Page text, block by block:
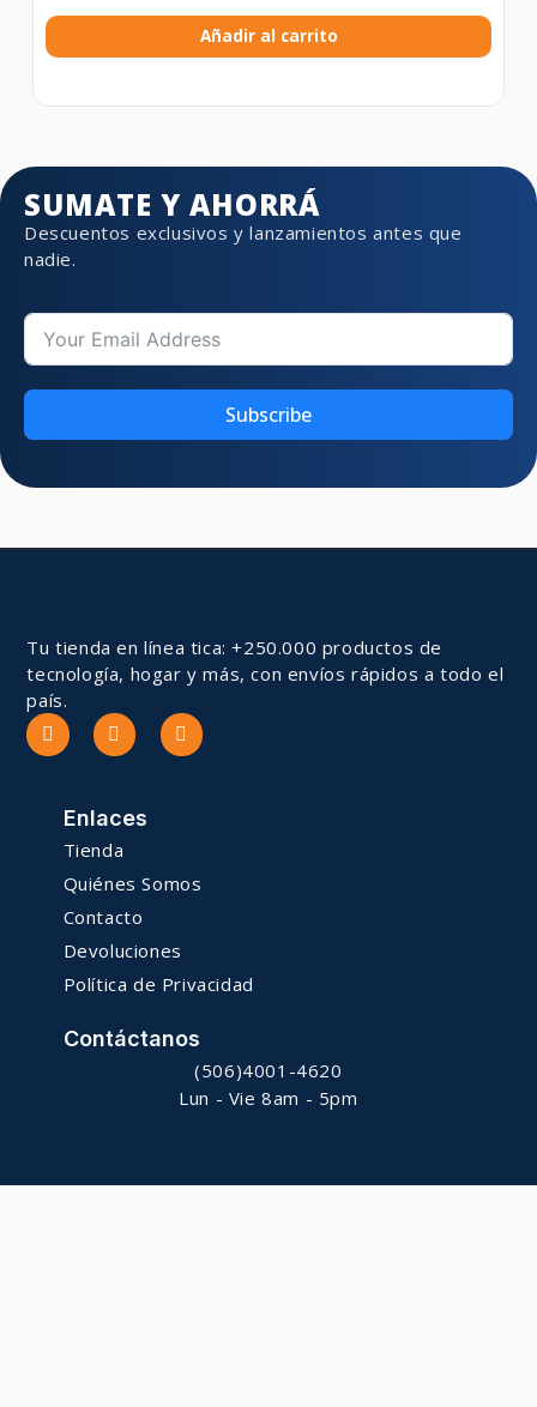
Añadir al carrito
SUMATE Y AHORRÁ
Descuentos exclusivos y lanzamientos antes que
nadie.
Subscribe
Tu tienda en línea tica: +250.000 productos de
tecnología, hogar y más, con envíos rápidos a todo el
país.
Enlaces
Tienda
Quiénes Somos
Contacto
Devoluciones
Política de Privacidad
Contáctanos
(506)4001-4620
Lun - Vie 8am - 5pm